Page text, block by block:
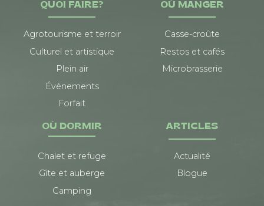
QUOI FAIRE?
Agrotourisme et terroir
Culturel et artistique
Plein air
Événements
Forfait
OÙ MANGER
Casse-croûte
Restos et cafés
Microbrasserie
OÙ DORMIR
Chalet et refuge
Gîte et auberge
Camping
ARTICLES
Actualité
Blogue